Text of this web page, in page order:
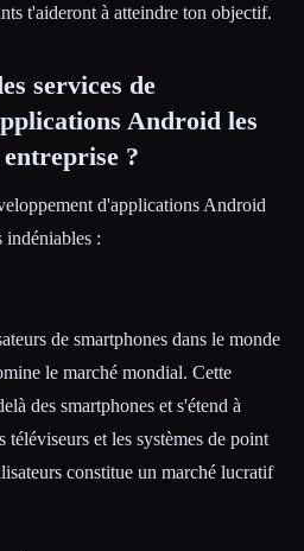
t'aideront à atteindre ton objectif.
services de
Android les
?
d'applications Android
indéniables :
de smartphones dans le monde
le marché mondial. Cette
des smartphones et s'étend à
téléviseurs et les systèmes de point
constitue un marché lucratif